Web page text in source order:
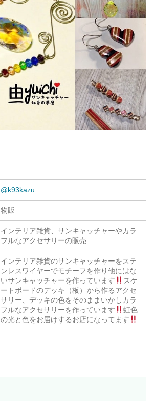
@k93kazu
物販
インテリア雑貨、サンキャッチャーやカラ
フルなアクセサリーの販売
インテリア雑貨のサンキャッチャーをステ
ンレスワイヤーでモチーフを作り他にはな
いサンキャッチャーを作っています
スケ
ートボードのデッキ（板）から作るアクセ
サリー、デッキの色をそのままいかしカラ
フルなアクセサリーを作っています
虹色
の光と色をお届けするお店になってます